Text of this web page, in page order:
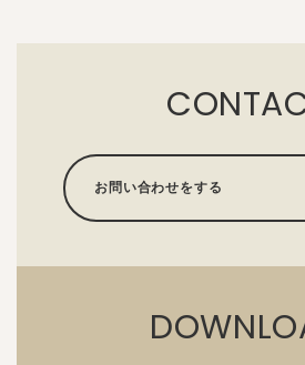
お問い合わせをする